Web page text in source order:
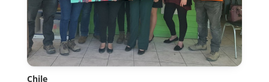
Chile